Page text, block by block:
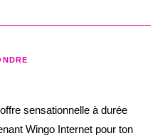
sensationnelle à durée
Wingo Internet pour ton